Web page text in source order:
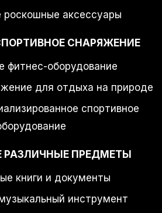
роскошные аксессуары
СНАРЯЖЕНИЕ
фитнес-оборудование
для отдыха на природе
спортивное
РАЗЛИЧНЫЕ ПРЕДМЕТЫ
книги и документы
инструмент